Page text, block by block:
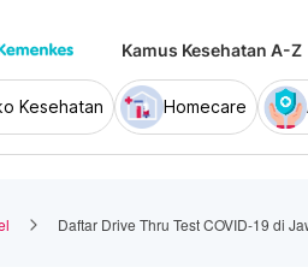
Kamus Kesehatan A-Z
Kesehatan Homecare
Daftar Drive Thru Test COVID-19 di